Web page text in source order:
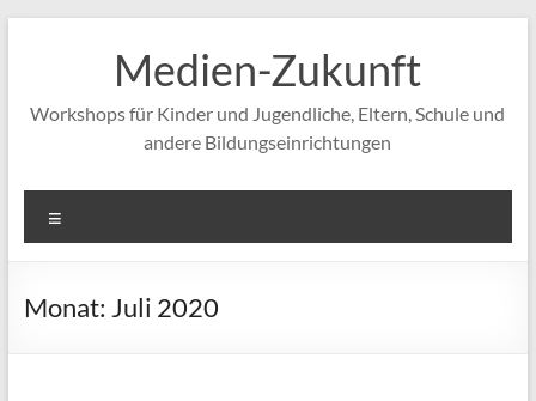
Medien-Zukunft
Workshops für Kinder und Jugendliche, Eltern, Schule und
andere Bildungseinrichtungen
Monat: Juli 2020